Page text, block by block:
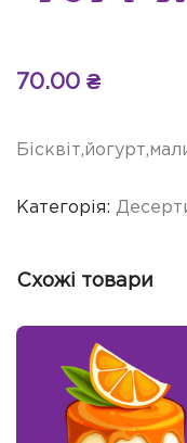
70.00 ₴
Категорія:
Схожі товари